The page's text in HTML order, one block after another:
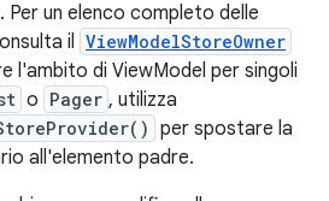
. Per un elenco completo delle
il ViewModelStoreOwner
l'ambito di ViewModel per singoli
o Pager , utilizza
per spostare la
all'elemento padre.